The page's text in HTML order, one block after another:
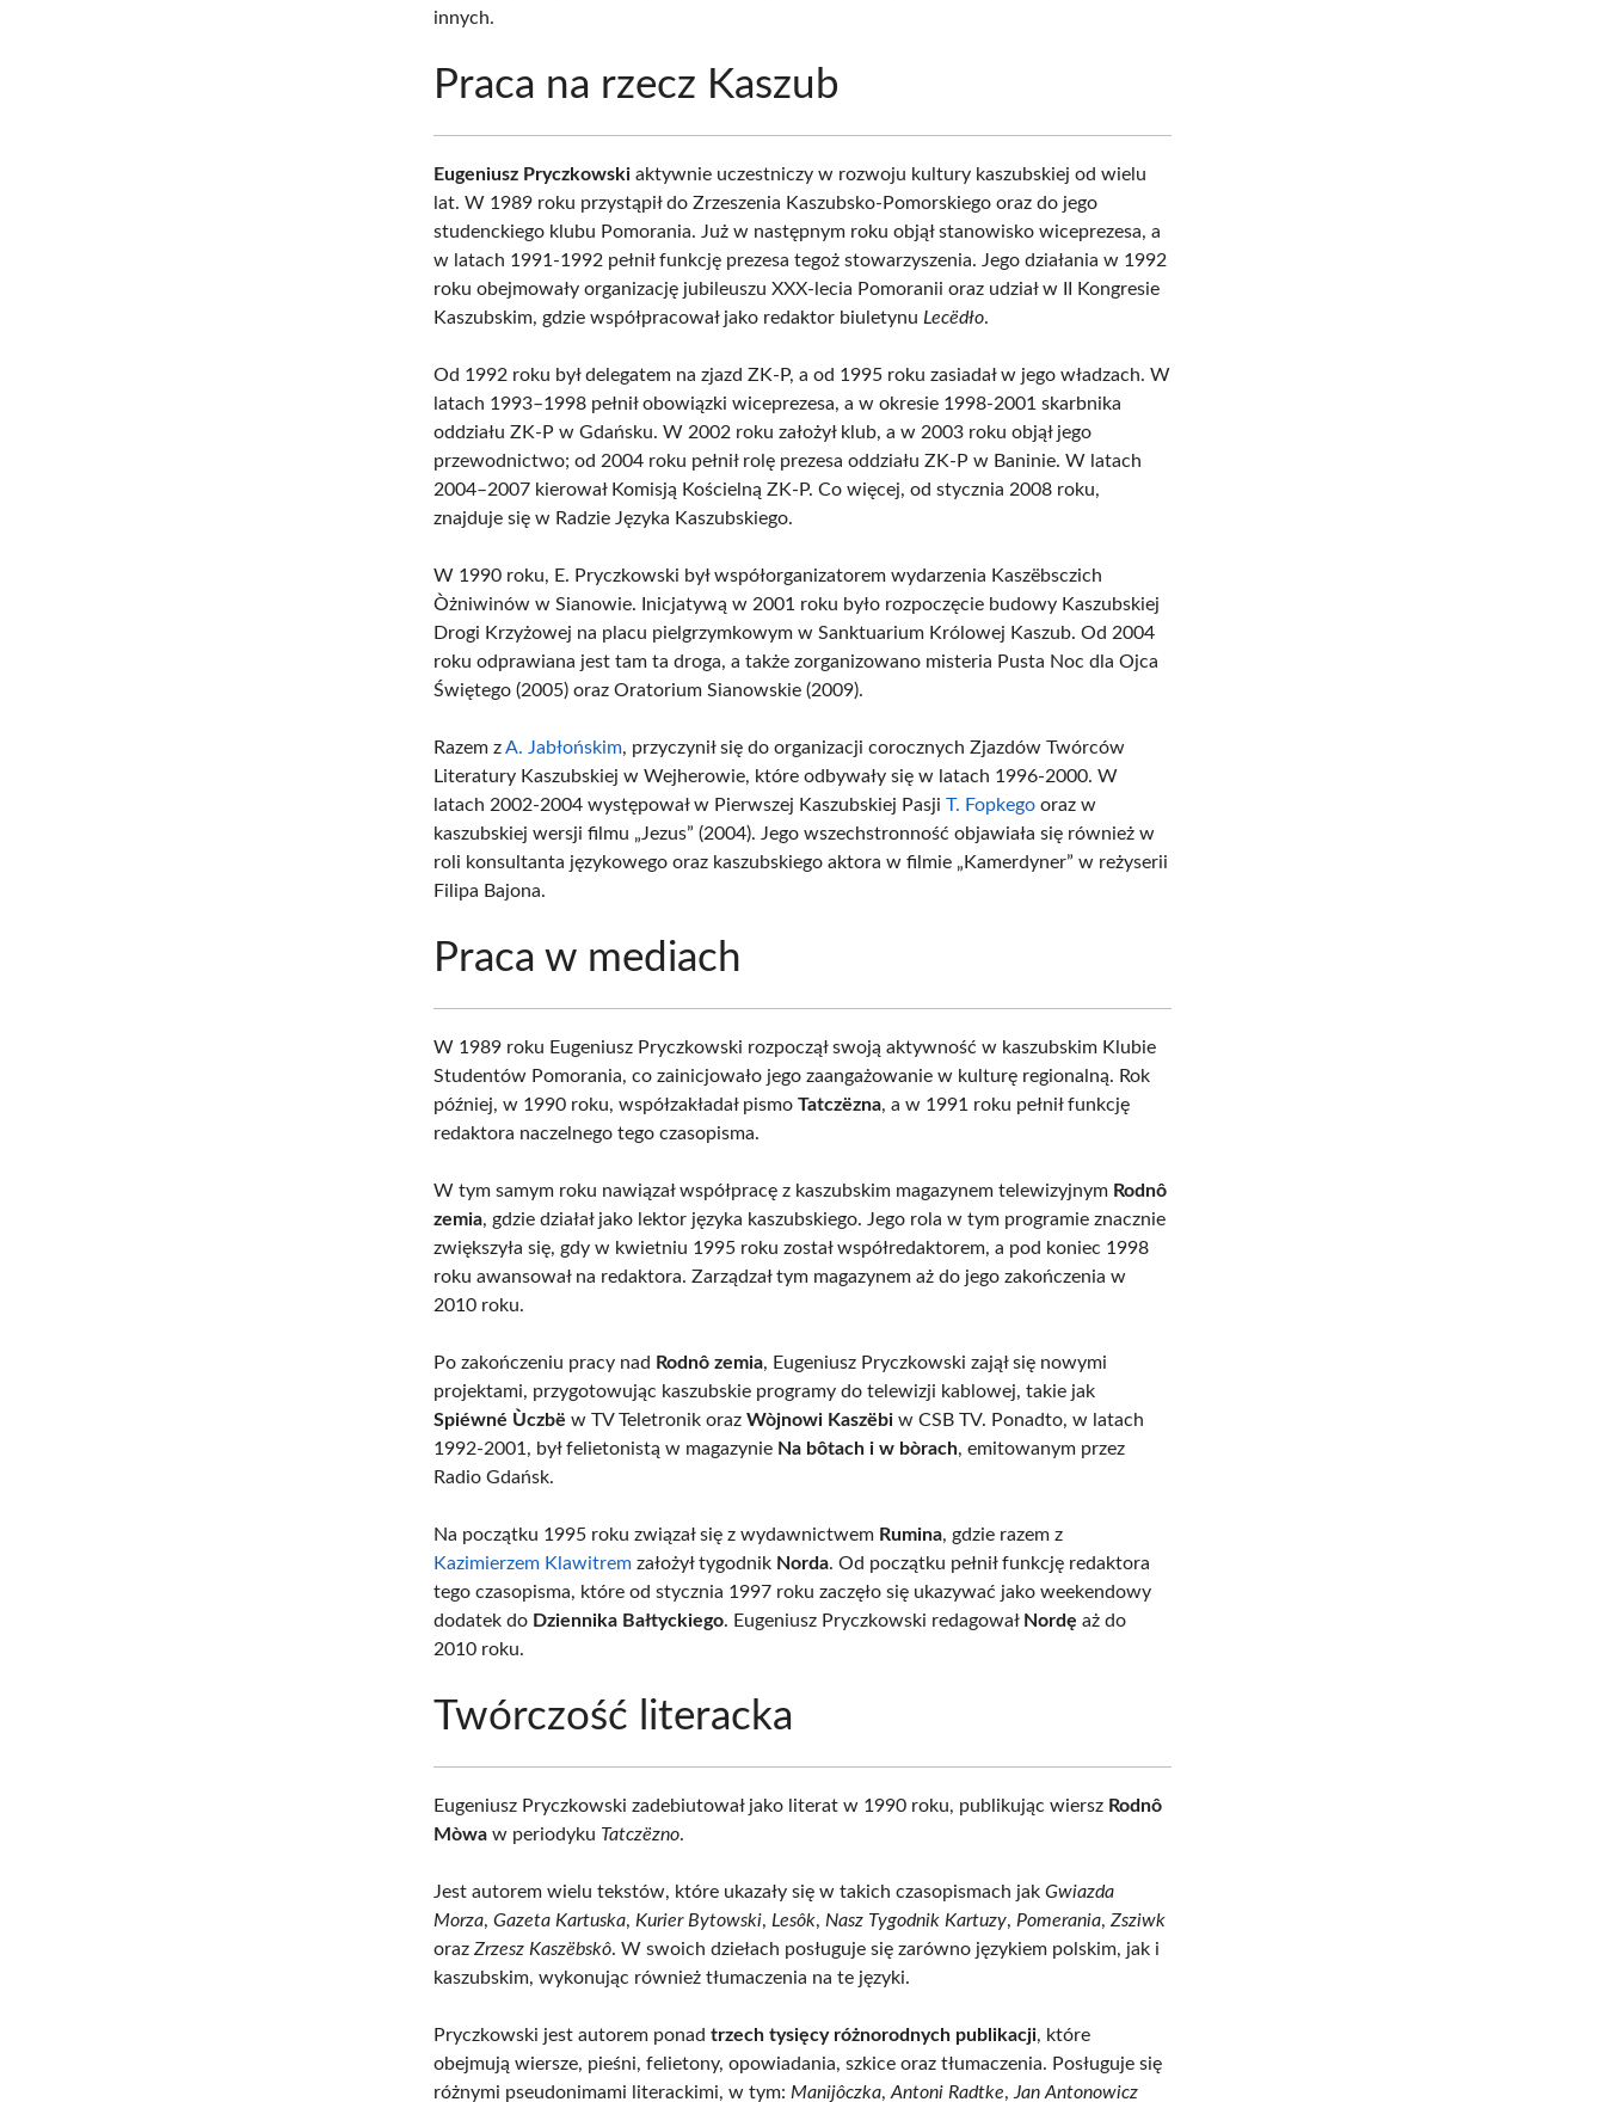
innych.
Praca na rzecz Kaszub
Eugeniusz Pryczkowski aktywnie uczestniczy w rozwoju kultury kaszubskiej od wielu
lat. W 1989 roku przystąpił do Zrzeszenia Kaszubsko-Pomorskiego oraz do jego
studenckiego klubu Pomorania. Już w następnym roku objął stanowisko wiceprezesa, a
w latach 1991-1992 pełnił funkcję prezesa tegoż stowarzyszenia. Jego działania w 1992
roku obejmowały organizację jubileuszu XXX-lecia Pomoranii oraz udział w II Kongresie
Kaszubskim, gdzie współpracował jako redaktor biuletynu Lecëdło.
Od 1992 roku był delegatem na zjazd ZK-P, a od 1995 roku zasiadał w jego władzach. W
latach 1993–1998 pełnił obowiązki wiceprezesa, a w okresie 1998-2001 skarbnika
oddziału ZK-P w Gdańsku. W 2002 roku założył klub, a w 2003 roku objął jego
przewodnictwo; od 2004 roku pełnił rolę prezesa oddziału ZK-P w Baninie. W latach
2004–2007 kierował Komisją Kościelną ZK-P. Co więcej, od stycznia 2008 roku,
znajduje się w Radzie Języka Kaszubskiego.
W 1990 roku, E. Pryczkowski był współorganizatorem wydarzenia Kaszëbsczich
Òżniwinów w Sianowie. Inicjatywą w 2001 roku było rozpoczęcie budowy Kaszubskiej
Drogi Krzyżowej na placu pielgrzymkowym w Sanktuarium Królowej Kaszub. Od 2004
roku odprawiana jest tam ta droga, a także zorganizowano misteria Pusta Noc dla Ojca
Świętego (2005) oraz Oratorium Sianowskie (2009).
Razem zA. Jabłońskim, przyczynił się do organizacji corocznych Zjazdów Twórców
Literatury Kaszubskiej w Wejherowie, które odbywały się w latach 1996-2000. W
latach 2002-2004 występował w Pierwszej Kaszubskiej PasjiT. Fopkego oraz w
kaszubskiej wersji filmu „Jezus” (2004). Jego wszechstronność objawiała się również w
roli konsultanta językowego oraz kaszubskiego aktora w filmie „Kamerdyner” w reżyserii
Filipa Bajona.
Praca w mediach
W 1989 roku Eugeniusz Pryczkowski rozpoczął swoją aktywność w kaszubskim Klubie
Studentów Pomorania, co zainicjowało jego zaangażowanie w kulturę regionalną. Rok
później, w 1990 roku, współzakładał pismoTatczëzna, a w 1991 roku pełnił funkcję
redaktora naczelnego tego czasopisma.
W tym samym roku nawiązał współpracę z kaszubskim magazynem telewizyjnym Rodnô
zemia, gdzie działał jako lektor języka kaszubskiego. Jego rola w tym programie znacznie
zwiększyła się, gdy w kwietniu 1995 roku został współredaktorem, a pod koniec 1998
roku awansował na redaktora. Zarządzał tym magazynem aż do jego zakończenia w
2010 roku.
Po zakończeniu pracy nad Rodnô zemia, Eugeniusz Pryczkowski zajął się nowymi
projektami, przygotowując kaszubskie programy do telewizji kablowej, takie jak
Spiéwné Ùczbë w TV Teletronik orazWòjnowi Kaszëbi w CSB TV. Ponadto, w latach
1992-2001, był felietonistą w magazynie Na bôtach i w bòrach, emitowanym przez
Radio Gdańsk.
Na początku 1995 roku związał się z wydawnictwem Rumina, gdzie razem z
Kazimierzem Klawitrem założył tygodnik Norda. Od początku pełnił funkcję redaktora
tego czasopisma, które od stycznia 1997 roku zaczęło się ukazywać jako weekendowy
dodatek do Dziennika Bałtyckiego. Eugeniusz Pryczkowski redagował Nordę aż do
2010 roku.
Twórczość literacka
Eugeniusz Pryczkowski zadebiutował jako literat w 1990 roku, publikując wiersz Rodnô
Mòwa w periodyku Tatczëzno.
Jest autorem wielu tekstów, które ukazały się w takich czasopismach jakGwiazda
Morza,Gazeta Kartuska, Kurier Bytowski, Lesôk, Nasz Tygodnik Kartuzy, Pomerania,Zsziwk
orazZrzesz Kaszëbskô. W swoich dziełach posługuje się zarówno językiem polskim, jak i
kaszubskim, wykonując również tłumaczenia na te języki.
Pryczkowski jest autorem ponadtrzech tysięcy różnorodnych publikacji, które
obejmują wiersze, pieśni, felietony, opowiadania, szkice oraz tłumaczenia. Posługuje się
różnymi pseudonimami literackimi, w tym: Manijôczka,Antoni Radtke, Jan Antonowicz